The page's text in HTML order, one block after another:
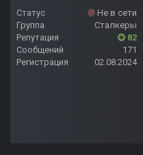
Статус
Не в сети
Группа
Сталкеры
Репутация
82
Сообщений
171
Регистрация
02.08.2024